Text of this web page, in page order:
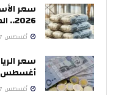
2026.. الطن يسجل 4000 جنيه
أغسطس 7, 2026
أغسطس 2026 في البنوك المصرية
أغسطس 7, 2026